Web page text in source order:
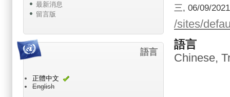
三, 06/09/
/sites/
語言
Chinese,
最新消息
留言版
語言
正體中文
English